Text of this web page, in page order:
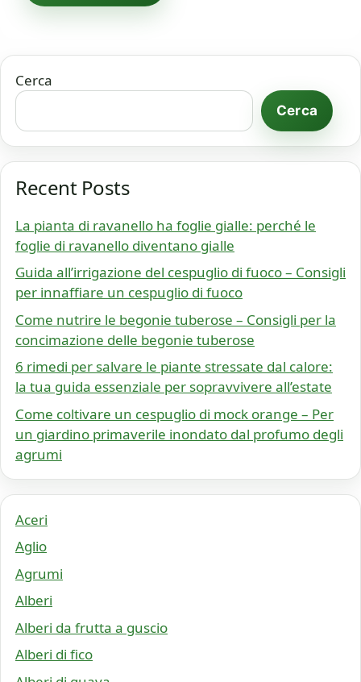
Cerca
Cerca
Recent Posts
La pianta di ravanello ha foglie gialle: perché le
foglie di ravanello diventano gialle
Guida all’irrigazione del cespuglio di fuoco – Consigli
per innaffiare un cespuglio di fuoco
Come nutrire le begonie tuberose – Consigli per la
concimazione delle begonie tuberose
6 rimedi per salvare le piante stressate dal calore:
la tua guida essenziale per sopravvivere all’estate
Come coltivare un cespuglio di mock orange – Per
un giardino primaverile inondato dal profumo degli
agrumi
Aceri
Aglio
Agrumi
Alberi
Alberi da frutta a guscio
Alberi di fico